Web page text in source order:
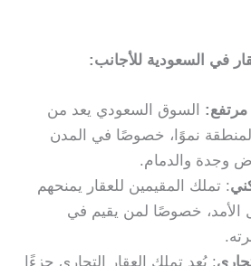
في السعودية للأجانب:
مرتفع: السوق السعودي يعد من
نموًا، خصوصًا في المدن
وجدة والدمام.
: تملك المقيمين للعقار يمنحهم
الأمد، خصوصًا لمن يقيم في
: يُعد تملك العقار التجاري جزءًا